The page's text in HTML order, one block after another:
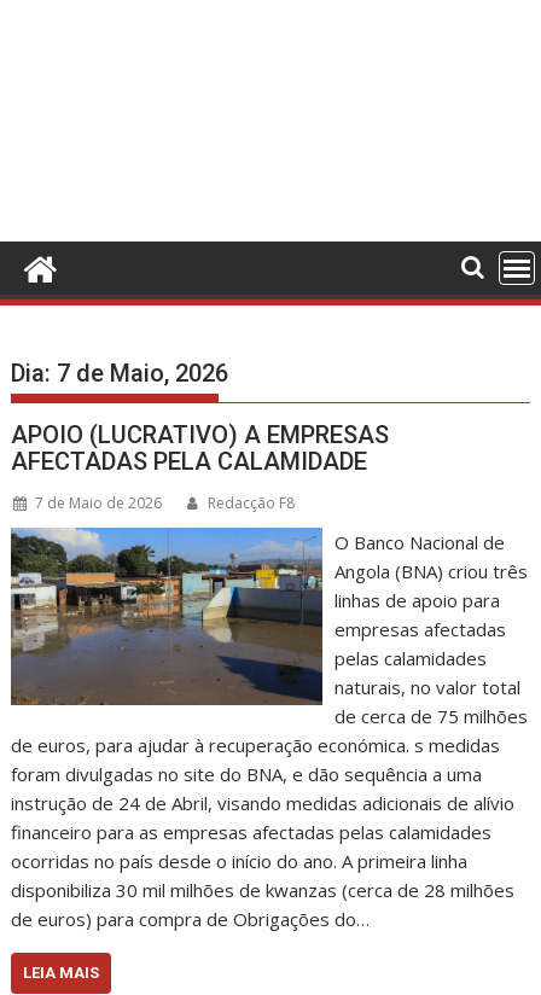
Dia: 7 de Maio, 2026
APOIO (LUCRATIVO) A EMPRESAS
AFECTADAS PELA CALAMIDADE
7 de Maio de 2026 Redacção F8
O Banco Nacional de
Angola (BNA) criou três
linhas de apoio para
empresas afectadas
pelas calamidades
naturais, no valor total
de cerca de 75 milhões
de euros, para ajudar à recuperação económica. s medidas
foram divulgadas no site do BNA, e dão sequência a uma
instrução de 24 de Abril, visando medidas adicionais de alívio
financeiro para as empresas afectadas pelas calamidades
ocorridas no país desde o início do ano. A primeira linha
disponibiliza 30 mil milhões de kwanzas (cerca de 28 milhões
de euros) para compra de Obrigações do…
LEIA MAIS